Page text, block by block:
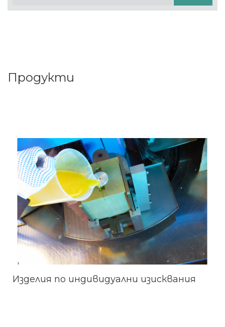
Продукти
Изделия по индивидуални изисквания